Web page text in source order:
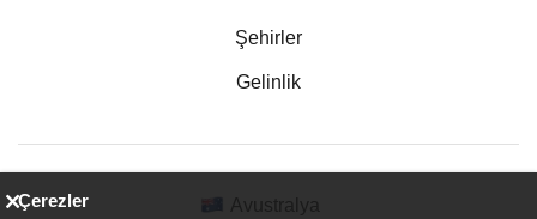
Şehirler
Gelinlik
Çerezler